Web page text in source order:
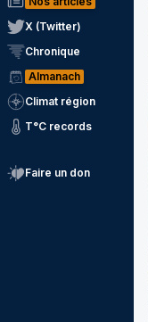
X (Twitter)
Chronique
Almanach
Climat région
T°C records
Faire un don